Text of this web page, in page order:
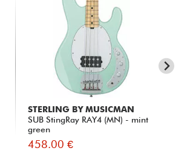
STERLING BY MUSICMAN
SUB StingRay RAY4 (MN) - mint
green
458.00 €